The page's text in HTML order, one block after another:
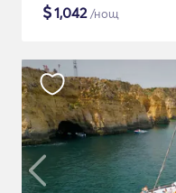
$1,042/нощ